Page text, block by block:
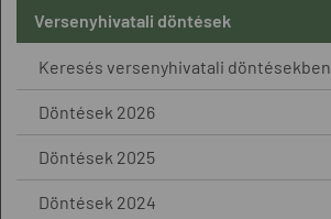
Versenyhivatali döntések
Keresés versenyhivatali döntésekben
Döntések 2026
Döntések 2025
Döntések 2024